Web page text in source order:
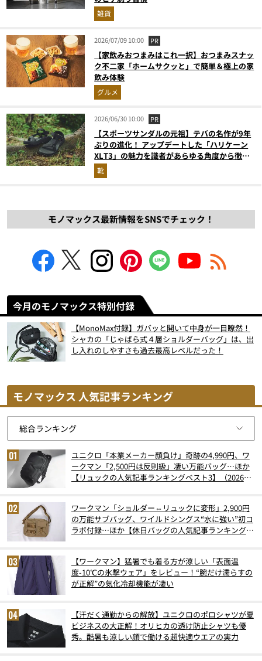
雑貨
2026/07/09 10:00 PR
【家飲みおつまみはこれ一択】おつまみスナッ
ク不二家「ホームサクッと」で簡単＆極上の家
飲み体験
グルメ
2026/06/30 10:00 PR
【スポーツサンダルの元祖】テバの名作が9年
ぶりの進化！ アップデートした「ハリケーン
XLT3」の魅力を識者があらゆる角度から徹底
解説！
靴
モノマックス最新情報をSNSでチェック！
今月のモノマックス特別付録
【MonoMax付録】ガバッと開いて中身が一目瞭然！
シャカの「じゃばら式４層ショルダーバッグ」は、出
し入れのしやすさも過去最高レベルだった！
モノマックス 人気記事ランキング
ユニクロ「本業メーカー顔負け」奇跡の4,990円、ワ
ークマン「2,500円は反則級」凄い万能バッグ…ほか
【リュックの人気記事ランキングベスト3】（2026年
ワークマン「ショルダー⇔リュックに変形」2,900円
の万能サブバッグ、ワイルドシングス“水に強い”初コ
ラボ付録…ほか【休日バッグの人気記事ランキングベ
【ワークマン】猛暑でも着る方が涼しい「表面温
度-10℃の氷撃ウェア」をレビュー！“腕だけ濡らすの
が正解”の気化冷却機能が凄い
【汗だく通勤からの解放】ユニクロのポロシャツが夏
ビジネスの大正解！オリヒカの透け防止シャツも優
秀。酷暑も涼しい顔で働ける超快適ウエアの実力